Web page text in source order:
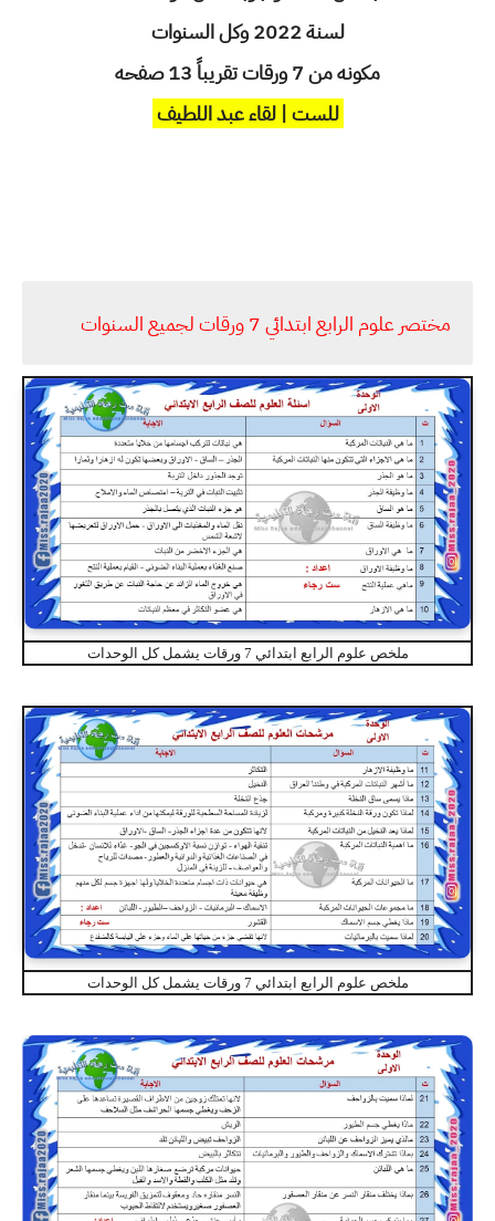
لسنة 2022 وكل السنوات
مكونه من 7 ورقات تقريباً 13 صفحه
للست | لقاء عبد اللطيف
مختصر علوم الرابع ابتدائي 7 ورقات لجميع السنوات
ملخص علوم الرابع ابتدائي 7 ورقات يشمل كل الوحدات
ملخص علوم الرابع ابتدائي 7 ورقات يشمل كل الوحدات